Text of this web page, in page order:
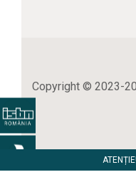
Copyright © 2023-